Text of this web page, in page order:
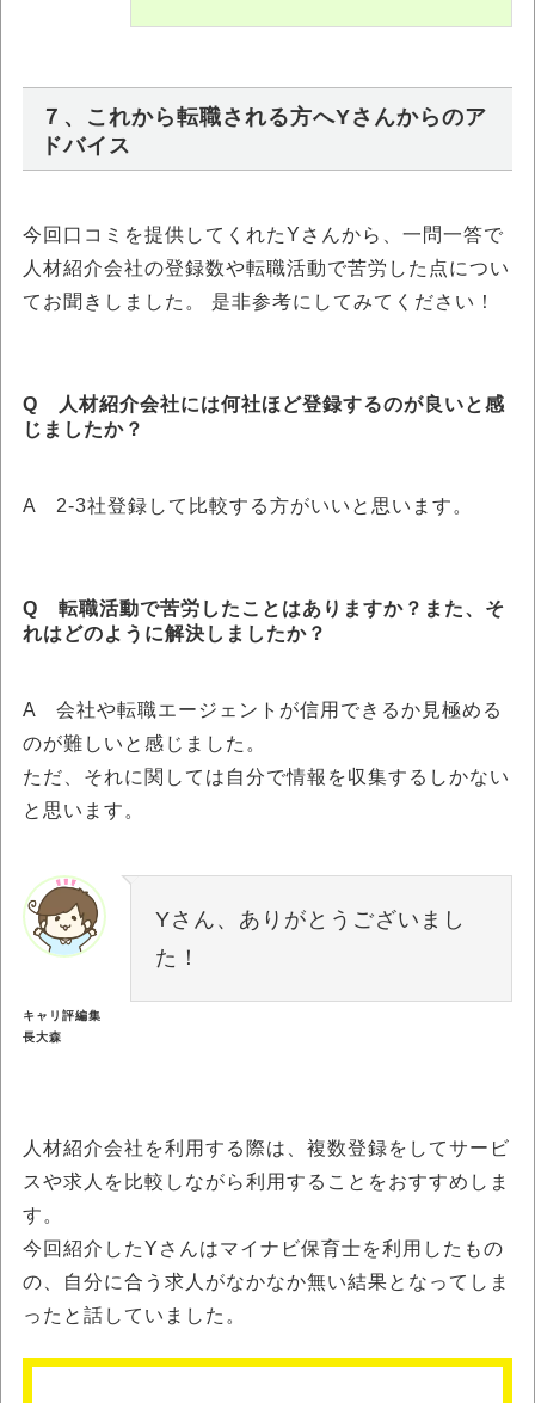
７、これから転職される方へYさんからのア
ドバイス
今回口コミを提供してくれたYさんから、一問一答で
人材紹介会社の登録数や転職活動で苦労した点につい
てお聞きしました。 是非参考にしてみてください！
Q 人材紹介会社には何社ほど登録するのが良いと感
じましたか？
A 2-3社登録して比較する方がいいと思います。
Q 転職活動で苦労したことはありますか？また、そ
れはどのように解決しましたか？
A 会社や転職エージェントが信用できるか見極める
のが難しいと感じました。
ただ、それに関しては自分で情報を収集するしかない
と思います。
キャリ評編集
長大森
Yさん、ありがとうございまし
た！
人材紹介会社を利用する際は、複数登録をしてサービ
スや求人を比較しながら利用することをおすすめしま
す。
今回紹介したYさんはマイナビ保育士を利用したもの
の、自分に合う求人がなかなか無い結果となってしま
ったと話していました。